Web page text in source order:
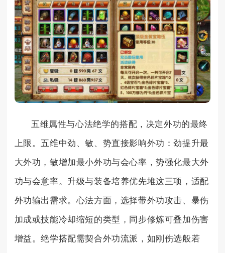
五维属性与心法绝学的搭配，决定外功的最终
上限。五维中劲、敏、势直接影响外功：劲提升最
大外功，敏增加最小外功与会心率，势强化最大外
功与会意率。升级与装备培养优先堆这三项，适配
外功输出需求。心法方面，选择带外功攻击、暴伤
加成或技能冷却缩短的类型，同步修炼可叠加伤害
增益。绝学搭配需契合外功流派，如刚伤选般若